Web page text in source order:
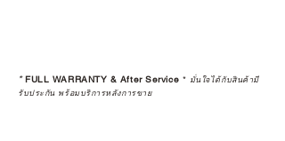
*FULL WARRANTY & After Service * มั่นใจได้กับสินค้ามี
รับประกัน พร้อมบริการหลังการขาย